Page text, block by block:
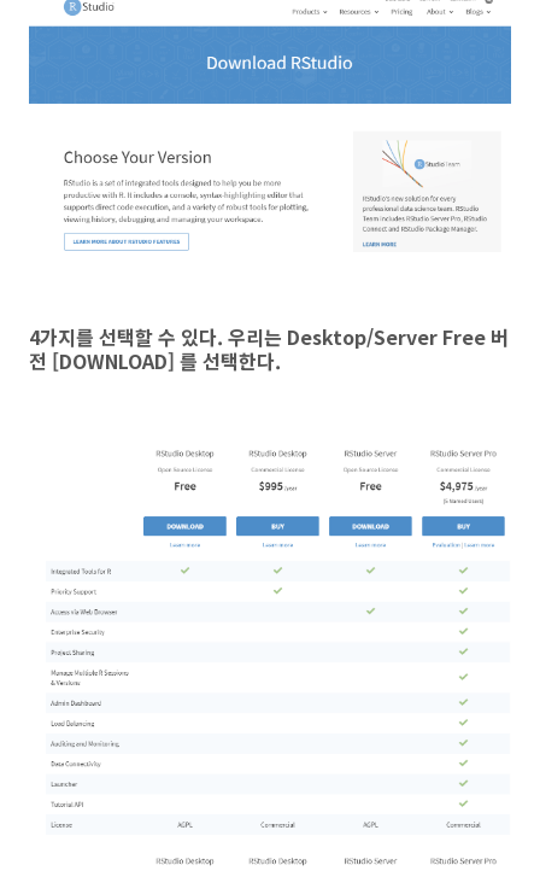
4가지를 선택할 수 있다. 우리는 Desktop/Server Free 버
전 [DOWNLOAD] 를 선택한다.